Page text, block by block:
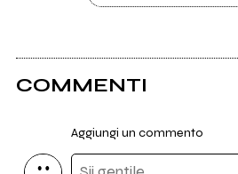
COMMENTI
Aggiungi un commento